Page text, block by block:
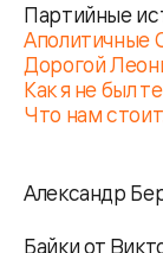
Партийные
Аполитичные
Дорогой
Как я не был
Что нам
Александр
Байки от